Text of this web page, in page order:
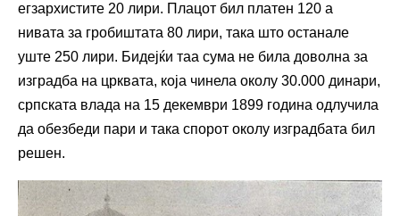
егзархистите 20 лири. Плацот бил платен 120 а
нивата за гробиштата 80 лири, така што останале
уште 250 лири. Бидејќи таа сума не била доволна за
изградба на црквата, која чинела околу 30.000 динари,
српската влада на 15 декември 1899 година одлучила
да обезбеди пари и така спорот околу изградбата бил
решен.